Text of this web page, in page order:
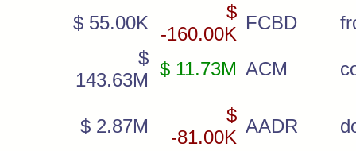
$ 55.00K
$
-160.00K
FCBD
$
143.63M
$ 11.73M ACM
$ 2.87M
$
-81.00K
AADR